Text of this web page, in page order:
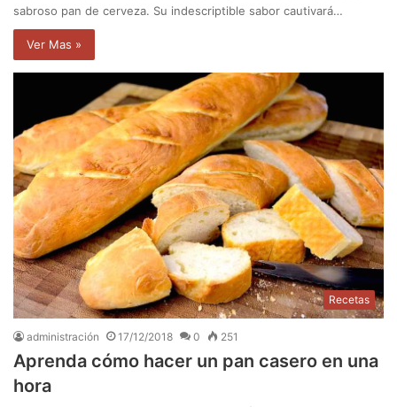
sabroso pan de cerveza. Su indescriptible sabor cautivará…
Ver Mas »
Recetas
administración 17/12/2018 0 251
Aprenda cómo hacer un pan casero en una
hora